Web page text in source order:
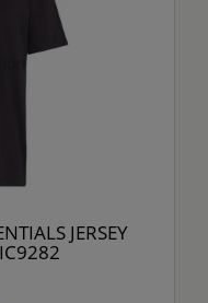
JERSEY